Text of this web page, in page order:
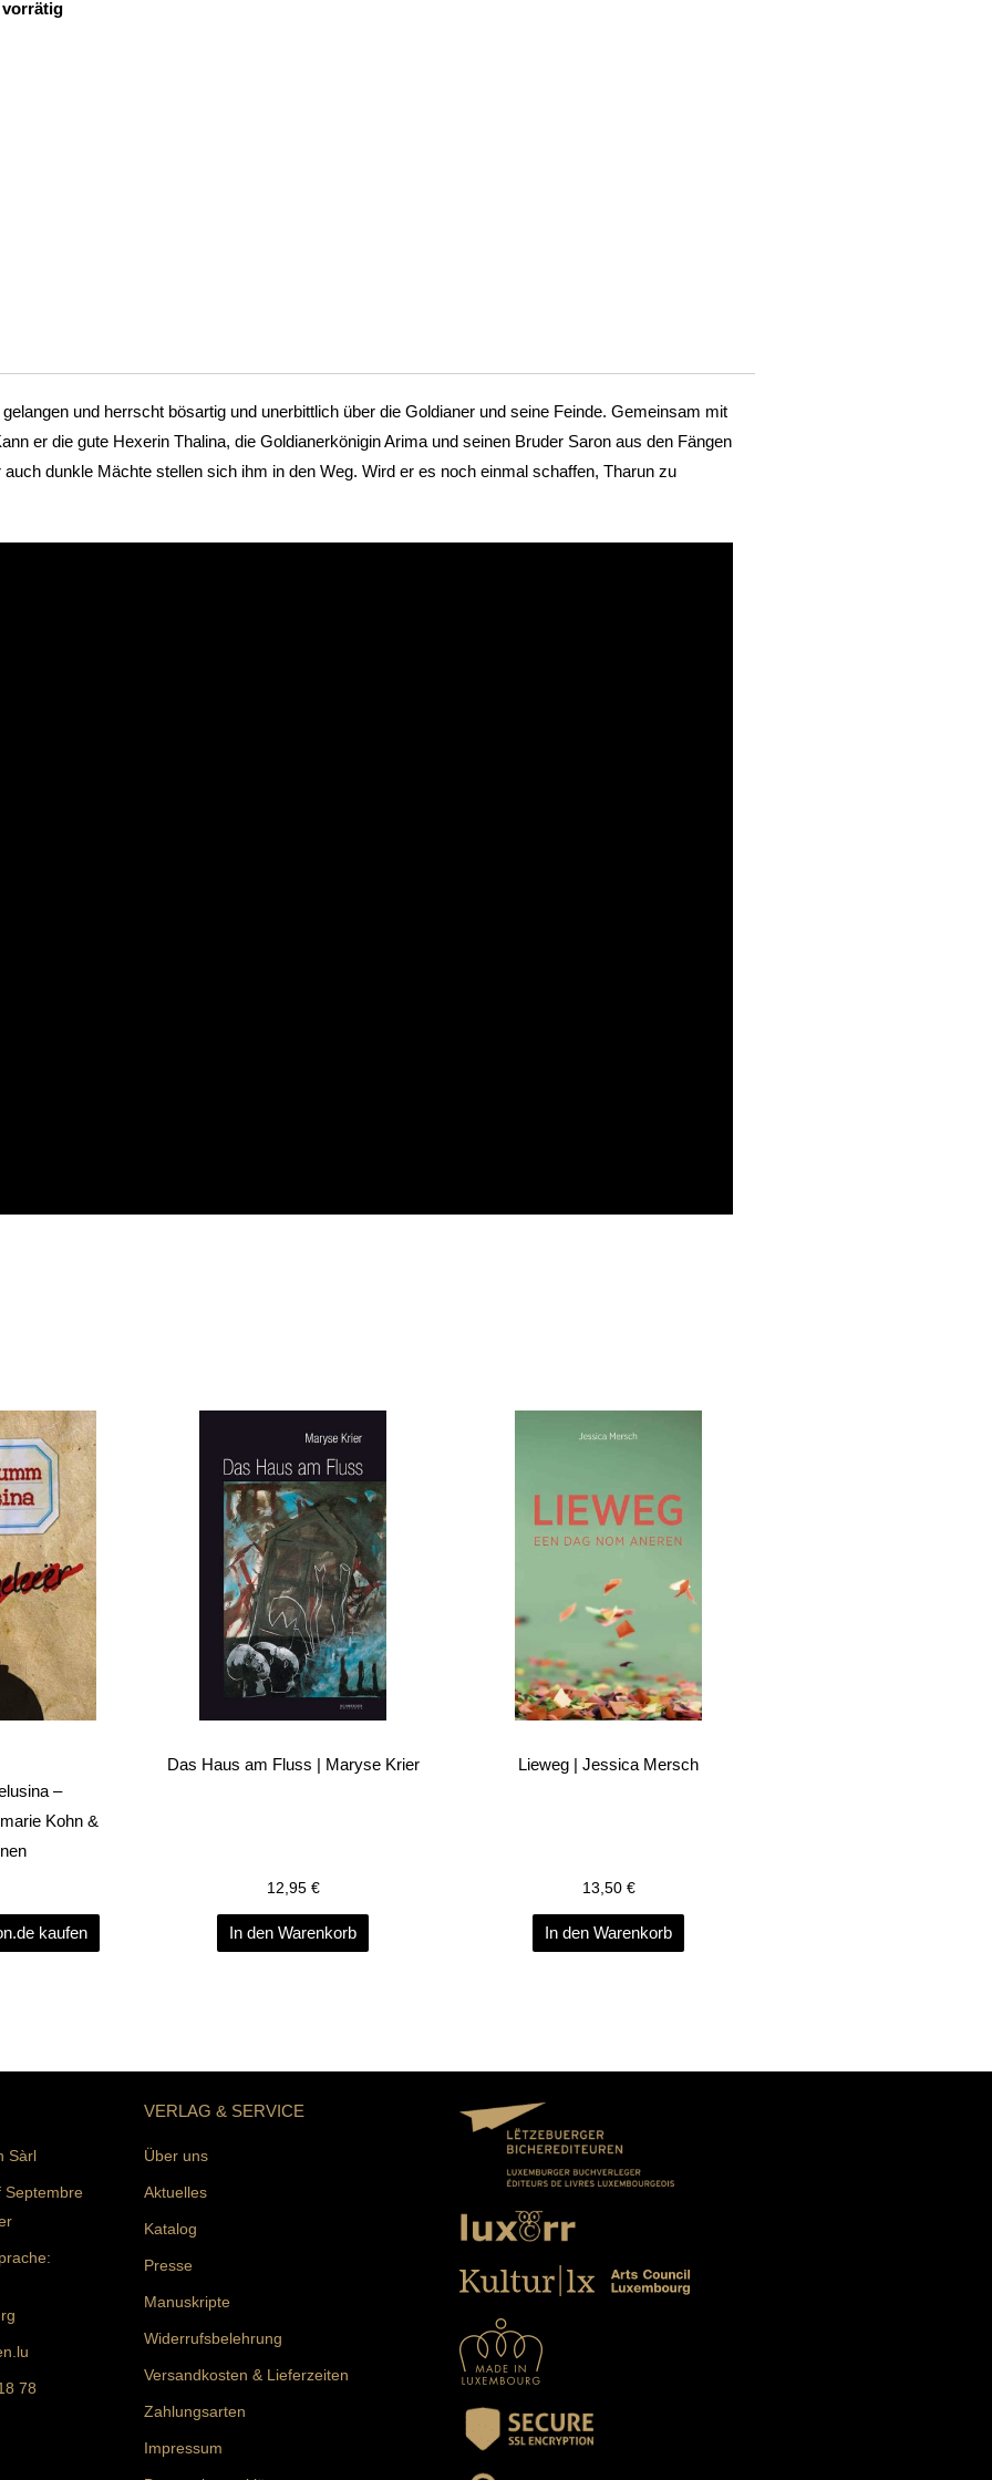
und herrscht bösartig und unerbittlich über die Goldianer und seine Feinde. Gemeinsam mit
er die gute Hexerin Thalina, die Goldianerkönigin Arima und seinen Bruder Saron aus den Fängen
dunkle Mächte stellen sich ihm in den Weg. Wird er es noch einmal schaffen, Tharun zu
–
Kohn &
kaufen
Das Haus am Fluss | Maryse Krier
12,95 €
In den Warenkorb
Lieweg | Jessica Mersch
13,50 €
In den Warenkorb
Sàrl
Septembre
78
VERLAG & SERVICE
Über uns
Aktuelles
Katalog
Presse
Manuskripte
Widerrufsbelehrung
Versandkosten & Lieferzeiten
Zahlungsarten
Impressum